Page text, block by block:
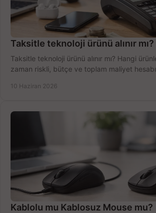
Taksitle teknoloji ürünü alınır mı?
Taksitle teknoloji ürünü alınır mı? Hangi
zaman riskli, bütçe ve toplam maliyet hesabı
10 Haziran 2026
Kablolu mu Kablosuz Mouse mu?